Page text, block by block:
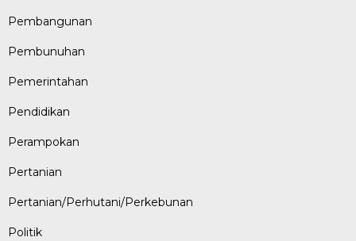
Pembangunan
Pembunuhan
Pemerintahan
Pendidikan
Perampokan
Pertanian
Pertanian/Perhutani/Perkebunan
Politik